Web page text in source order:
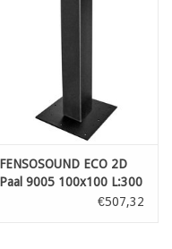
FENSOSOUND ECO 2D
Paal 9005 100x100 L:300
€507,32